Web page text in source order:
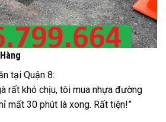
tại Quận 8:
rất khó chịu, tôi mua nhựa đường
mất 30 phút là xong. Rất tiện!”